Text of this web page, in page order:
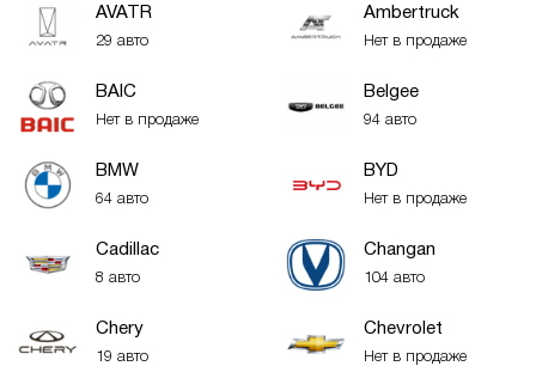
AVATR
29 авто
Ambertruck
Нет в продаже
BAIC
Нет в продаже
Belgee
94 авто
BMW
64 авто
BYD
Нет в продаже
Cadillac
8 авто
Changan
104 авто
Chery
19 авто
Chevrolet
Нет в продаже